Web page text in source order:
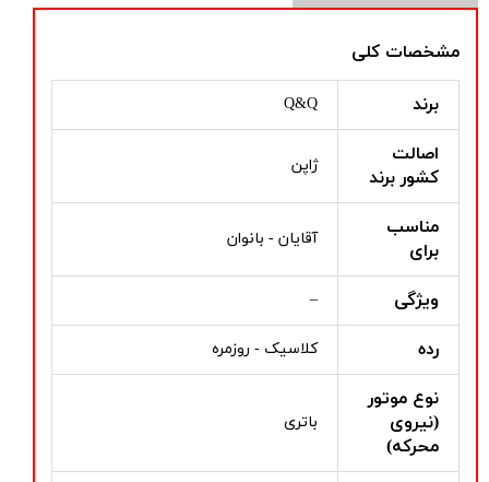
مشخصات کلی
برند Q&Q
اصالت
کشور برند
ژاپن
مناسب
برای
آقایان - بانوان
ویژگی –
رده کلاسیک - روزمره
نوع موتور
(نیروی
محرکه)
باتری